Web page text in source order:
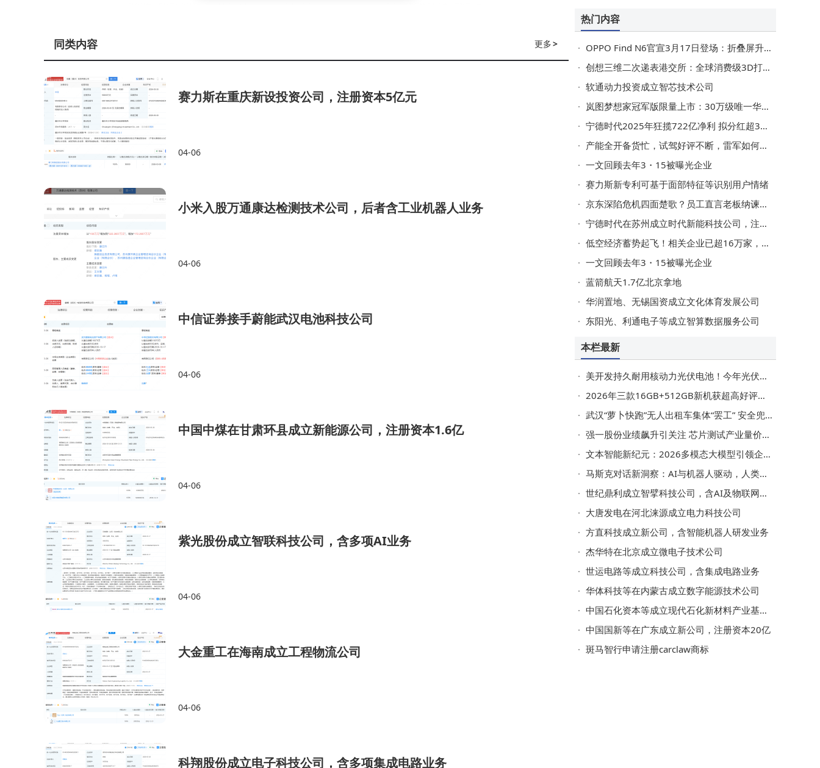
更多>
同类内容
赛力斯在重庆新设投资公司，注册资本5亿元
04-06
小米入股万通康达检测技术公司，后者含工业机器人业务
04-06
中信证券接手蔚能武汉电池科技公司
04-06
中国中煤在甘肃环县成立新能源公司，注册资本1.6亿
04-06
紫光股份成立智联科技公司，含多项AI业务
04-06
大金重工在海南成立工程物流公司
04-06
科翔股份成立电子科技公司，含多项集成电路业务
热门内容
OPPO Find N6官宣3月17日登场：折叠屏升级+旗舰配置，起售价或8999元
创想三维二次递表港交所：全球消费级3D打印市场领先，近年利润波动引关注
软通动力投资成立智芯技术公司
岚图梦想家冠军版限量上市：30万级唯一华为智驾MPV，续航超1400km
宁德时代2025年狂揽722亿净利 拟分红超315亿 储能成新增长极
产能全开备货忙，试驾好评不断，雷军如何让小米SU7交付“加速跑”？
一文回顾去年3・15被曝光企业
赛力斯新专利可基于面部特征等识别用户情绪
京东深陷危机四面楚歌？员工直言老板纳谏，破局革新未来可期
宁德时代在苏州成立时代新能科技公司，注册资本20亿
低空经济蓄势起飞！相关企业已超16万家，去年注册量同比增长近140%
一文回顾去年3・15被曝光企业
蓝箭航天1.7亿北京拿地
华润置地、无锡国资成立文化体育发展公司
东阳光、利通电子等成立智算数据服务公司
本栏最新
美开发持久耐用核动力光伏电池！今年光伏相关企业已注册超5万家
2026年三款16GB+512GB新机获超高好评，配置亮点多性价比高成零差评之选
武汉“萝卜快跑”无人出租车集体“罢工” 安全兜底难题待解
强一股份业绩飙升引关注 芯片测试产业量价齐升 优质概念股名单揭晓
文本智能新纪元：2026多模态大模型引领企业决策变革
马斯克对话新洞察：AI与机器人驱动，人类或步入全民高收入新纪元
世纪鼎利成立智擘科技公司，含AI及物联网业务
大唐发电在河北涞源成立电力科技公司
方直科技成立新公司，含智能机器人研发业务
杰华特在北京成立微电子技术公司
世运电路等成立科技公司，含集成电路业务
华体科技等在内蒙古成立数字能源技术公司
中国石化资本等成立现代石化新材料产业基金，出资额50亿
中国国新等在广东成立新公司，注册资本20亿
斑马智行申请注册carclaw商标